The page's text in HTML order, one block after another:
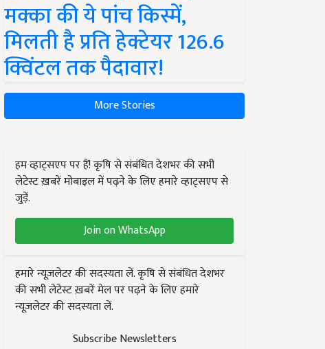
मक्का की ये पांच किस्में,
मिलती है प्रति हेक्टेयर 126.6
क्विंटल तक पैदावार!
More Stories
हम व्हाट्सएप पर हैं! कृषि से संबंधित देशभर की सभी
लेटेस्ट ख़बरें मोबाइल में पढ़ने के लिए हमारे व्हाट्सएप से
जुड़ें.
Join on WhatsApp
हमारे न्यूज़लेटर की सदस्यता लें. कृषि से संबंधित देशभर
की सभी लेटेस्ट ख़बरें मेल पर पढ़ने के लिए हमारे
न्यूज़लेटर की सदस्यता लें.
Subscribe Newsletters